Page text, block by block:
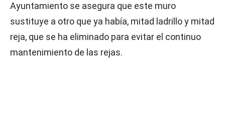
Ayuntamiento se asegura que este muro
sustituye a otro que ya había, mitad ladrillo y mitad
reja, que se ha eliminado para evitar el continuo
mantenimiento de las rejas.